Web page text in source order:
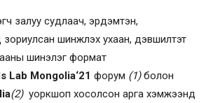
залуу судлаач, эрдэмтэн,
шинжлэх ухаан, дэвшилтэт
шинэлэг формат
Lab Mongolia‘21 форум (1)болон
(2) уоркшоп хосолсон арга хэмжээнд